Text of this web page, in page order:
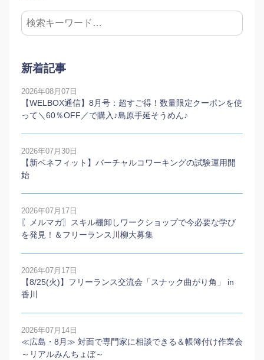
新着記事
2026年08月07日
【WELBOX通信】8月号：超すご得！数量限定クーポンを使
って＼60％OFF／で購入♪島原手延そうめん♪
2026年07月30日
【新ベネフィット】バーチャルコワーキングの試験運用開
始
2026年07月17日
〖メルマガ〗スキル棚卸しワークショップで今必要な学び
を発見！＆フリーランス川柳大募集
2026年07月17日
【8/25(火)】フリーランス交流会「スナック曲がり角」 in
香川
2026年07月14日
≪広島・8月≫ 対面で専門家に相談できる＆帳簿付け作業会
～リアルみんちょぼ～